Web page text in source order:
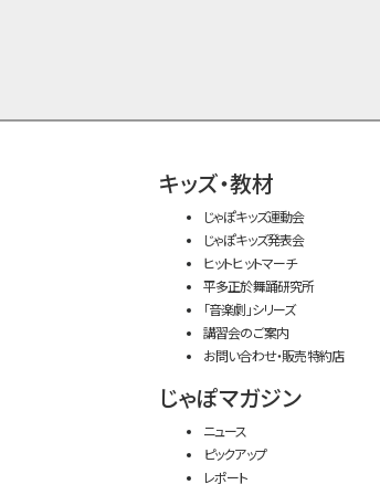
キッズ・教材
じゃぽキッズ運動会
じゃぽキッズ発表会
ヒットヒットマーチ
平多正於舞踊研究所
「音楽劇」シリーズ
講習会のご案内
お問い合わせ・販売特約店
じゃぽマガジン
ニュース
ピックアップ
レポート